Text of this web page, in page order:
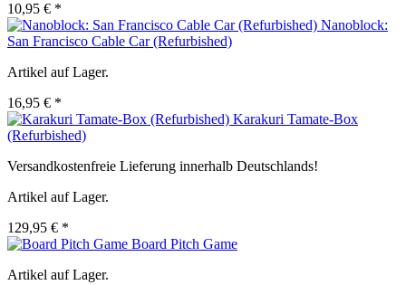
10,95 € *
Nanoblock:
San Francisco Cable Car (Refurbished)
Artikel auf Lager.
16,95 € *
Karakuri Tamate-Box
(Refurbished)
Versandkostenfreie Lieferung innerhalb Deutschlands!
Artikel auf Lager.
129,95 € *
Board Pitch Game
Artikel auf Lager.